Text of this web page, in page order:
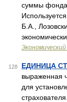
суммы фонда
Б.А.,
Экономический
128 ЕДИНИЦА
выраженная
для